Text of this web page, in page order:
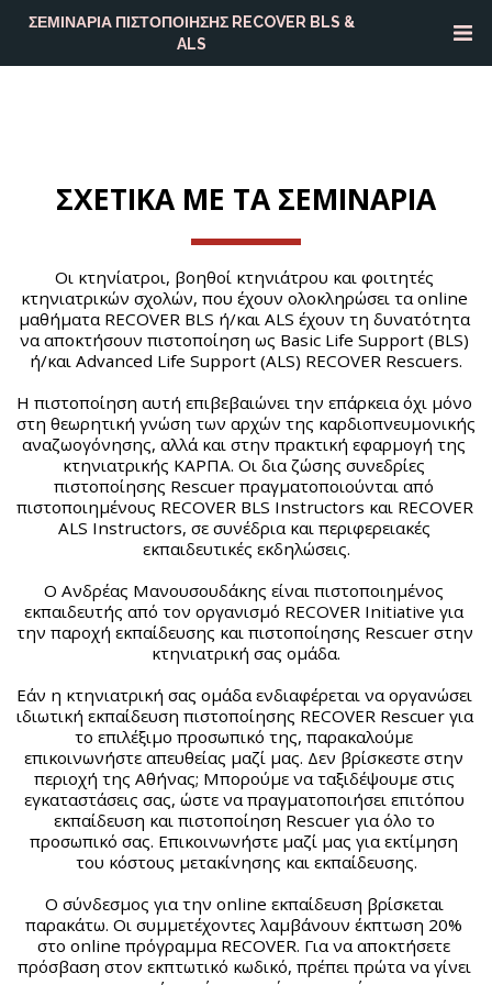
ΣΕΜΙΝΑΡΙΑ ΠΙΣΤΟΠΟΙΗΣΗΣ RECOVER BLS &
ALS
ΣΧΕΤΙΚΑ ΜΕ ΤΑ ΣΕΜΙΝΑΡΙΑ
Οι κτηνίατροι, βοηθοί κτηνιάτρου και φοιτητές
κτηνιατρικών σχολών, που έχουν ολοκληρώσει τα online
μαθήματα RECOVER BLS ή/και ALS έχουν τη δυνατότητα
να αποκτήσουν πιστοποίηση ως Basic Life Support (BLS)
ή/και Advanced Life Support (ALS) RECOVER Rescuers.
Η πιστοποίηση αυτή επιβεβαιώνει την επάρκεια όχι μόνο
στη θεωρητική γνώση των αρχών της καρδιοπνευμονικής
αναζωογόνησης, αλλά και στην πρακτική εφαρμογή της
κτηνιατρικής ΚΑΡΠΑ. Οι δια ζώσης συνεδρίες
πιστοποίησης Rescuer πραγματοποιούνται από
πιστοποιημένους RECOVER BLS Instructors και RECOVER
ALS Instructors, σε συνέδρια και περιφερειακές
εκπαιδευτικές εκδηλώσεις.
Ο Ανδρέας Μανουσουδάκης είναι πιστοποιημένος
εκπαιδευτής από τον οργανισμό RECOVER Initiative για
την παροχή εκπαίδευσης και πιστοποίησης Rescuer στην
κτηνιατρική σας ομάδα.
Εάν η κτηνιατρική σας ομάδα ενδιαφέρεται να οργανώσει
ιδιωτική εκπαίδευση πιστοποίησης RECOVER Rescuer για
το επιλέξιμο προσωπικό της, παρακαλούμε
επικοινωνήστε απευθείας μαζί μας. Δεν βρίσκεστε στην
περιοχή της Αθήνας; Μπορο΄υμε να ταξιδέψουμε στις
εγκαταστάσεις σας, ώστε να πραγματοποιήσει επιτόπου
εκπαίδευση και πιστοποίηση Rescuer για όλο το
προσωπικό σας. Επικοινωνήστε μαζί μας για εκτίμηση
του κόστους μετακίνησης και εκπαίδευσης.
Ο σύνδεσμος για την online εκπαίδευση βρίσκεται
παρακάτω. Οι συμμετέχοντες λαμβάνουν έκπτωση 20%
στο online πρόγραμμα RECOVER. Για να αποκτήσετε
πρόσβαση στον εκπτωτικό κωδικό, πρέπει πρώτα να γίνει